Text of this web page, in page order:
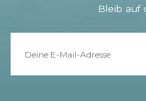
Bleib auf